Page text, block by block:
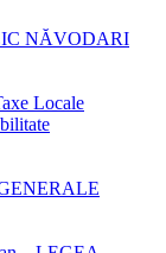
NĂVODARI
Locale